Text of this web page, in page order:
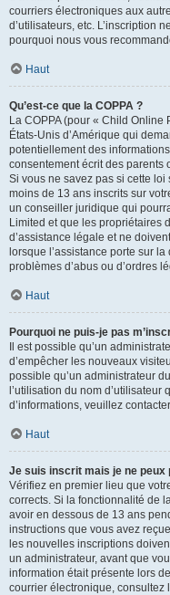
courriers électroniques aux
d’utilisateurs, etc. L’inscription
pourquoi nous vous
Haut
Qu’est-ce que la COPPA ?
La COPPA (pour « Child Online
États-Unis d’Amérique qui
potentiellement des
consentement écrit des parents
Si vous ne savez pas si cette
moins de 13 ans inscrits sur
un conseiller juridique qui
Limited et que les propriétaires
d’assistance légale et ne
lorsque l’assistance porte sur
problèmes d’abus ou d’ordres
Haut
Pourquoi ne puis-je pas
Il est possible qu’un
d’empêcher les nouveaux
possible qu’un administrateur
l’utilisation du nom
d’informations, veuillez
Haut
Je suis inscrit mais je ne peux
Vérifiez en premier lieu que
corrects. Si la fonctionnalité de
avoir en dessous de 13 ans
instructions que vous avez
les nouvelles inscriptions
un administrateur, avant que
information était présente lors
courrier électronique, consultez